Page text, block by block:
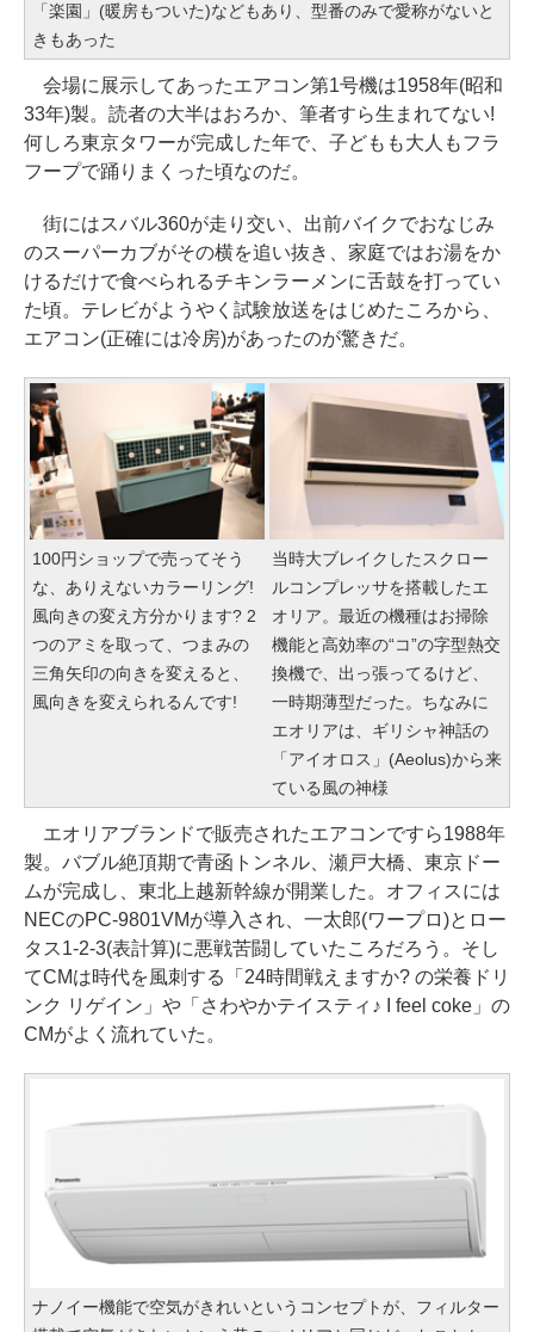
「楽園」(暖房もついた)などもあり、型番のみで愛称がないと
きもあった
会場に展示してあったエアコン第1号機は1958年(昭和
33年)製。読者の大半はおろか、筆者すら生まれてない!
何しろ東京タワーが完成した年で、子どもも大人もフラ
フープで踊りまくった頃なのだ。
街にはスバル360が走り交い、出前バイクでおなじみ
のスーパーカブがその横を追い抜き、家庭ではお湯をか
けるだけで食べられるチキンラーメンに舌鼓を打ってい
た頃。テレビがようやく試験放送をはじめたころから、
エアコン(正確には冷房)があったのが驚きだ。
100円ショップで売ってそう
な、ありえないカラーリング!
風向きの変え方分かります? 2
つのアミを取って、つまみの
三角矢印の向きを変えると、
風向きを変えられるんです!
当時大ブレイクしたスクロー
ルコンプレッサを搭載したエ
オリア。最近の機種はお掃除
機能と高効率の“コ”の字型熱交
換機で、出っ張ってるけど、
一時期薄型だった。ちなみに
エオリアは、ギリシャ神話の
「アイオロス」(Aeolus)から来
ている風の神様
エオリアブランドで販売されたエアコンですら1988年
製。バブル絶頂期で青函トンネル、瀬戸大橋、東京ドー
ムが完成し、東北上越新幹線が開業した。オフィスには
NECのPC-9801VMが導入され、一太郎(ワープロ)とロー
タス1-2-3(表計算)に悪戦苦闘していたころだろう。そし
てCMは時代を風刺する「24時間戦えますか? の栄養ドリ
ンク リゲイン」や「さわやかテイスティ♪ I feel coke」の
CMがよく流れていた。
ナノイー機能で空気がきれいというコンセプトが、フィルター